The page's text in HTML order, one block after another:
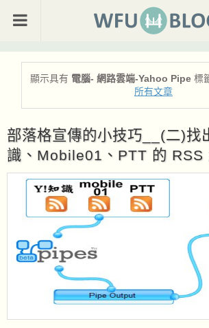
顯示具有 電腦- 網路雲端-Yahoo Pipe標
所有文章
部落格宣傳的小技巧__(二)找
識、Mobile01、PTT 的 RSS